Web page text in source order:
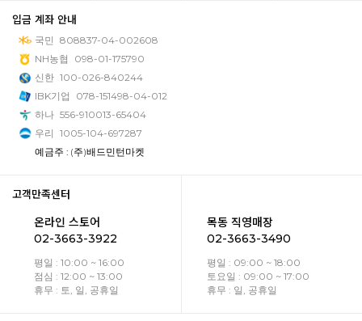
입금 계좌 안내
국민 808837-04-002608
NH농협
098-01-175790
신한 100-026-840244
IBK기업
078-151498-04-012
하나 556-910013-65404
우리 1005-104-697287
예금주 : (주)배드민턴마켓
고객만족센터
온라인 스토어
02-3663-3922
평일 : 10:00 ~ 16:00
점심 : 12:00 ~ 13:00
휴무 : 토, 일, 공휴일
목동 직영매장
02-3663-3490
평일 : 09:00 ~ 18:00
토요일 : 09:00 ~ 17:00
휴무 : 일, 공휴일